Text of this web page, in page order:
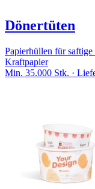
Dönertüten
Papierhüllen für
Kraftpapier
Min. 35.000 Stk. ·